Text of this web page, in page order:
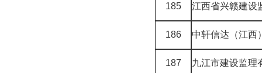
185 江西省兴赣建设
186 中轩信达（江西
187 九江市建设监理